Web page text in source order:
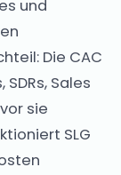
und
Die CAC
Sales
sie
SLG